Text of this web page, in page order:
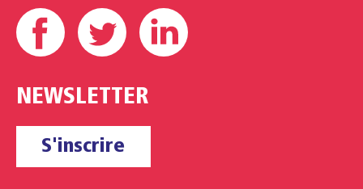
Facebook Twitter
NEWSLETTER
S'inscrire